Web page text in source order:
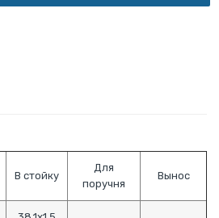
В стойку
Для
поручня
Вынос